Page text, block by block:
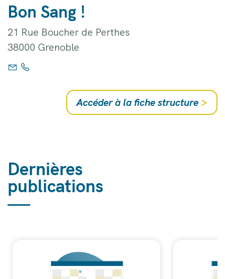
Bon Sang !
21 Rue Boucher de Perthes
38000 Grenoble
Accéder à la fiche structure >
Dernières
publications